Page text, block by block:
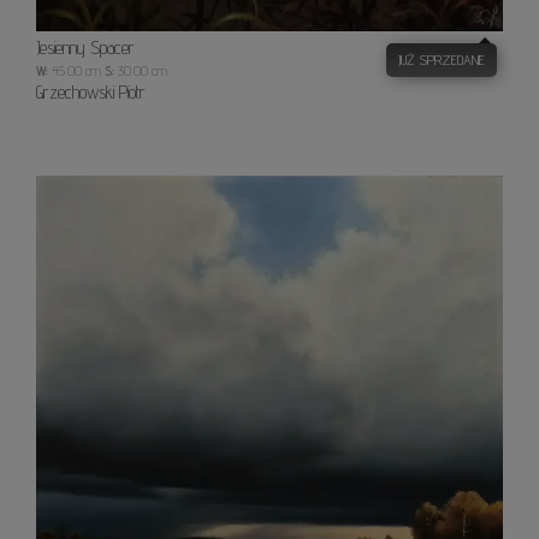
Jesienny Spacer
W: 45.00 cm S: 30.00 cm
Grzechowski Piotr
JUŻ SPRZEDANE